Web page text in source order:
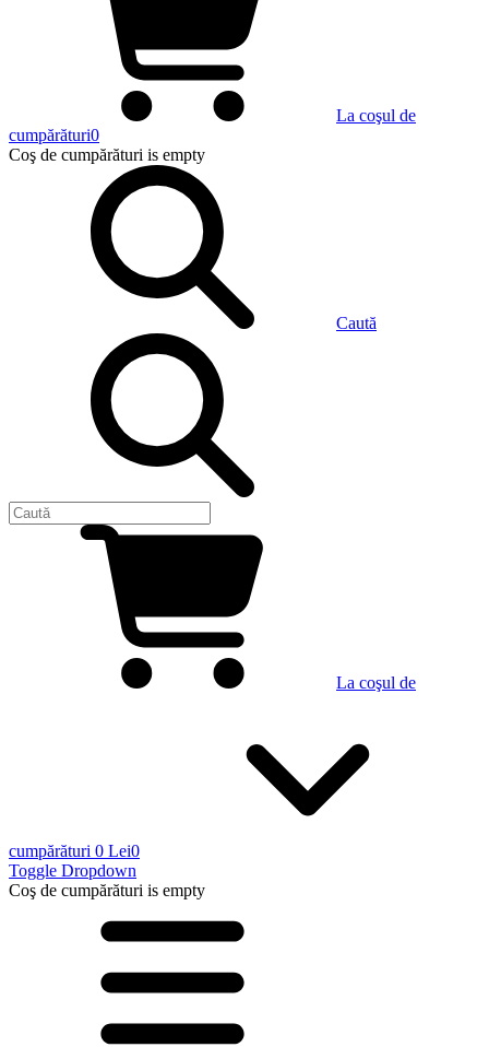
La coşul de
cumpărături0
Coş de cumpărături is empty
Caută
La coşul de
cumpărături 0 Lei0
Toggle Dropdown
Coş de cumpărături is empty